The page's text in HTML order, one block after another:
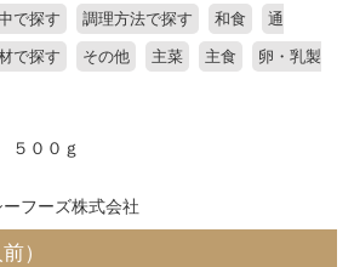
で探す 調理方法で探す 和食 通
で探す その他 主菜 主食 卵・乳製
５００ｇ
フーズ株式会社
）